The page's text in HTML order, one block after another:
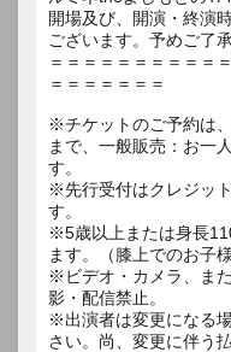
開場及び、開演・終演
ございます。予めご了
＝＝＝＝＝＝＝＝＝＝
＝＝＝＝＝＝＝
※チケットのご予約は
まで、一般販売：お一
す。
※先行受付はクレジッ
す。
※5歳以上または身長
ます。（膝上でのお子
※ビデオ・カメラ、ま
影・配信禁止。
※出演者は変更になる
さい。尚、変更に伴う